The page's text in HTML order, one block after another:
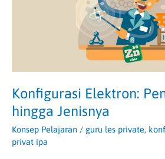
Konfigurasi Elektron:
hingga Jenisnya
Konsep Pelajaran / guru les private,
privat ipa